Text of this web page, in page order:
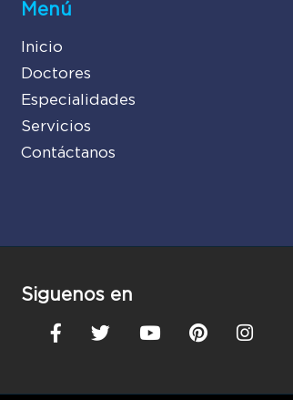
Menú
Inicio
Doctores
Especialidades
Servicios
Contáctanos
Siguenos en